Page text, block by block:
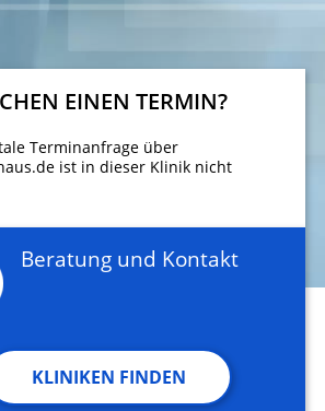
EINEN TERMIN?
Terminanfrage über
ist in dieser Klinik nicht
Beratung und Kontakt
KLINIKEN FINDEN